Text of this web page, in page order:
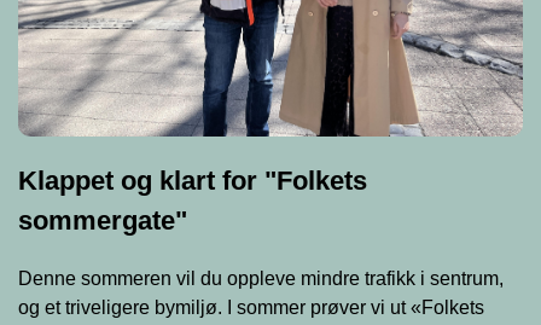
Klappet og klart for "Folkets
sommergate"
Denne sommeren vil du oppleve mindre trafikk i sentrum,
og et triveligere bymiljø. I sommer prøver vi ut «Folkets